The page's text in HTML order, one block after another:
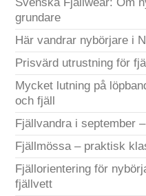
grundare
Här vandrar nybörjare i
Prisvärd utrustning för
Mycket lutning på
och fjäll
Fjällvandra i september
Fjällmössa – praktisk
Fjällorientering för
fjällvett